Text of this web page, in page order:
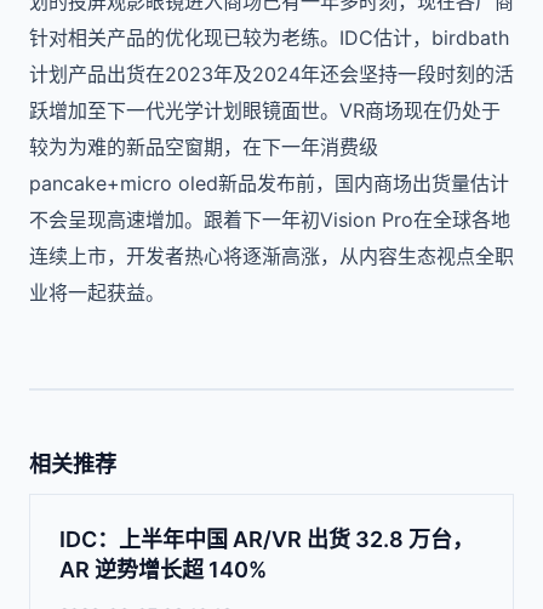
针对相关产品的优化现已较为老练。IDC估计，birdbath
计划产品出货在2023年及2024年还会坚持一段时刻的活
跃增加至下一代光学计划眼镜面世。VR商场现在仍处于
较为为难的新品空窗期，在下一年消费级
pancake+micro oled新品发布前，国内商场出货量估计
不会呈现高速增加。跟着下一年初Vision Pro在全球各地
连续上市，开发者热心将逐渐高涨，从内容生态视点全职
业将一起获益。
相关推荐
IDC：上半年中国 AR/VR 出货 32.8 万台，
AR 逆势增长超 140%